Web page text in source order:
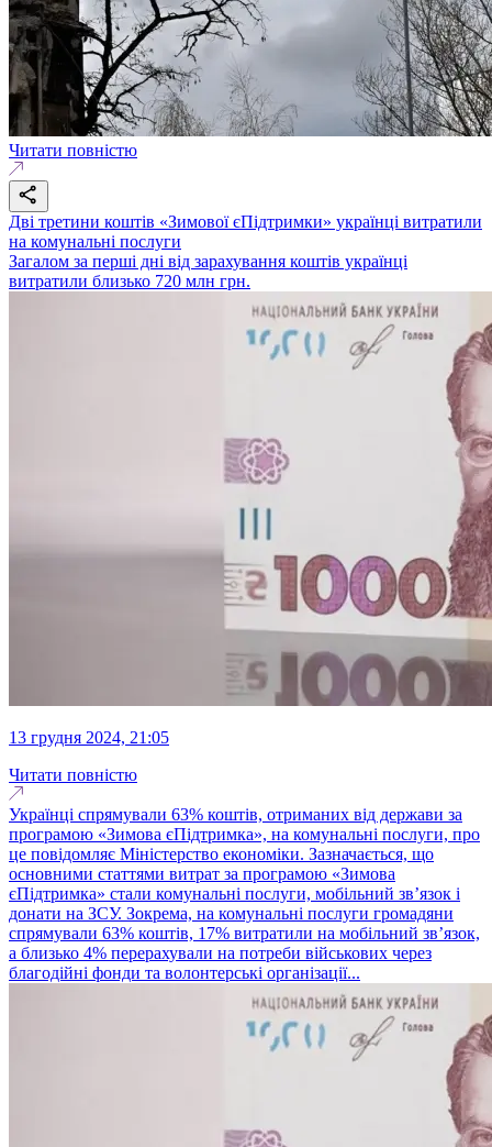
Читати повністю
Дві третини коштів «Зимової єПідтримки» українці витратили
на комунальні послуги
Загалом за перші дні від зарахування коштів українці
витратили близько 720 млн грн.
13 грудня 2024, 21:05
Читати повністю
Українці спрямували 63% коштів, отриманих від держави за
програмою «Зимова єПідтримка», на комунальні послуги, про
це повідомляє Міністерство економіки. Зазначається, що
основними статтями витрат за програмою «Зимова
єПідтримка» стали комунальні послуги, мобільний зв’язок і
донати на ЗСУ. Зокрема, на комунальні послуги громадяни
спрямували 63% коштів, 17% витратили на мобільний зв’язок,
а близько 4% перерахували на потреби військових через
благодійні фонди та волонтерські організації...